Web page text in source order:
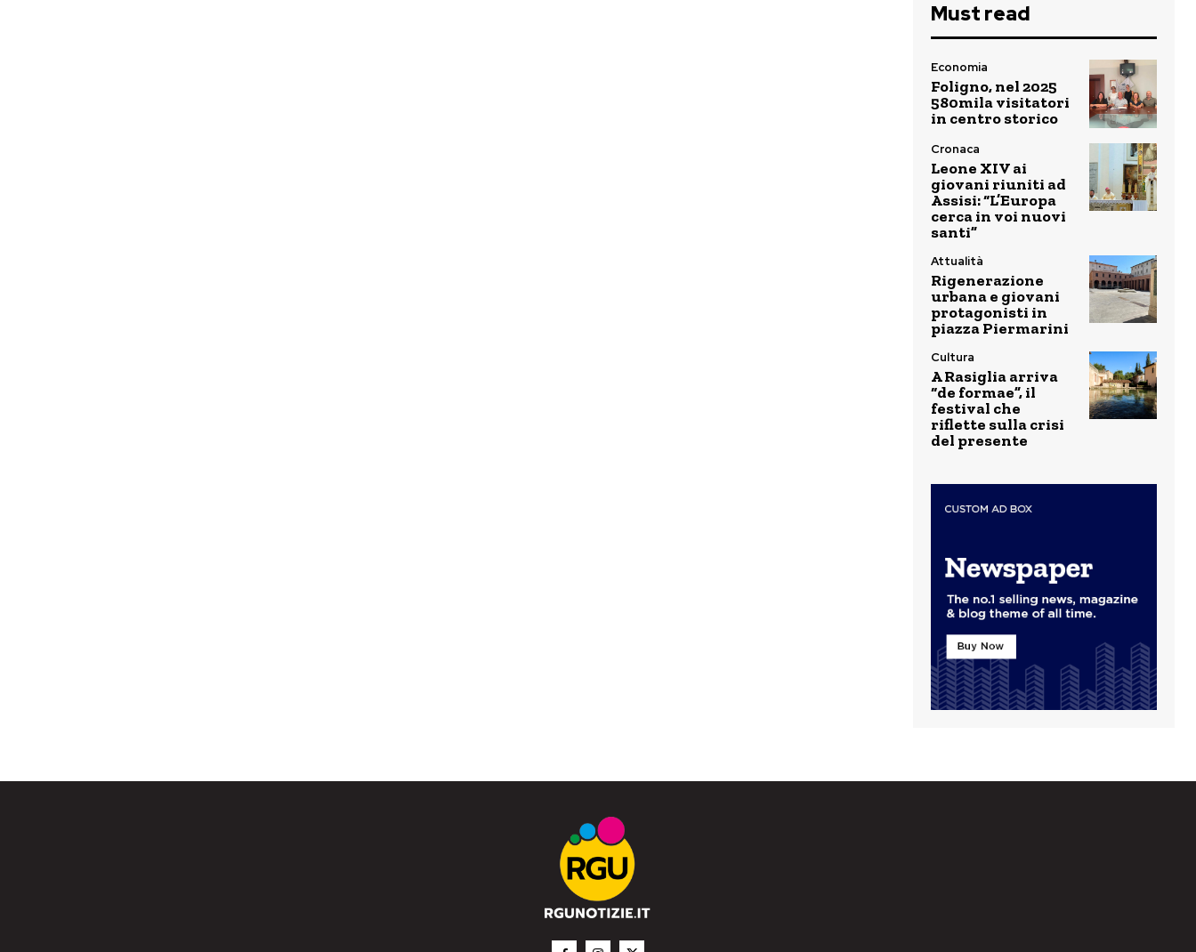
Must read
Economia
Foligno, nel 2025
580mila visitatori
in centro storico
Cronaca
Leone XIV ai
giovani riuniti ad
Assisi: “L’Europa
cerca in voi nuovi
santi”
Attualità
Rigenerazione
urbana e giovani
protagonisti in
piazza Piermarini
Cultura
A Rasiglia arriva
“de formae”, il
festival che
riflette sulla crisi
del presente